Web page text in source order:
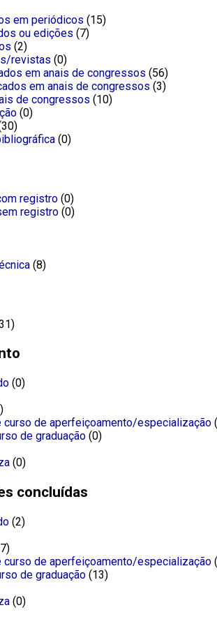
em periódicos (15)
ou edições (7)
(2)
revistas (0)
em anais de congressos (56)
em anais de congressos (3)
de congressos (10)
(0)
(0)
registro(0)
registro(0)
(8)
(0)
curso de aperfeiçoamento/especialização
de graduação(0)
(0)
concluídas
(2)
curso de aperfeiçoamento/especialização
de graduação(13)
(0)